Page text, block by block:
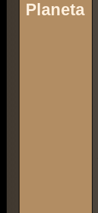
Planeta